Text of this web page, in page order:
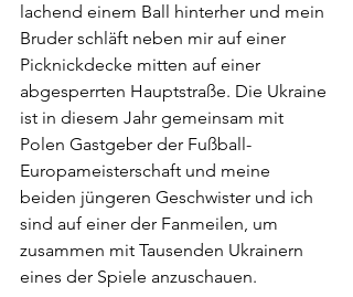
lachend einem Ball hinterher und mein
Bruder schläft neben mir auf einer
Picknickdecke mitten auf einer
abgesperrten Hauptstraße. Die Ukraine
ist in diesem Jahr gemeinsam mit
Polen Gastgeber der Fußball-
Europameisterschaft und meine
beiden jüngeren Geschwister und ich
sind auf einer der Fanmeilen, um
zusammen mit Tausenden Ukrainern
eines der Spiele anzuschauen.